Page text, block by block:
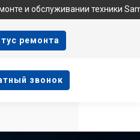
техники Samsung.
ремонта
звонок